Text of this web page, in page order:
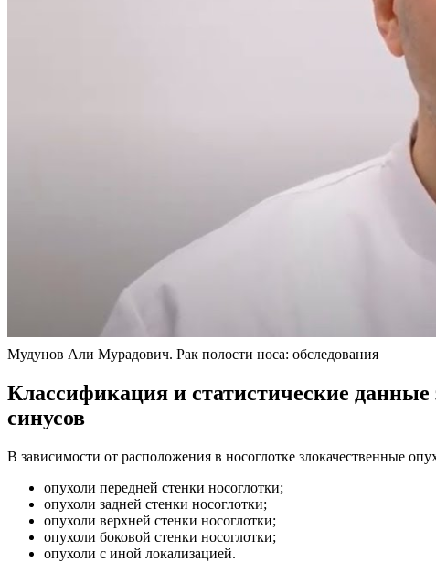
Мудунов Али Мурадович. Рак полости носа: обследования
Классификация и статистические
синусов
В зависимости от расположения в носоглотке злокачественные
опухоли передней стенки носоглотки;
опухоли задней стенки носоглотки;
опухоли верхней стенки носоглотки;
опухоли боковой стенки носоглотки;
опухоли с иной локализацией.